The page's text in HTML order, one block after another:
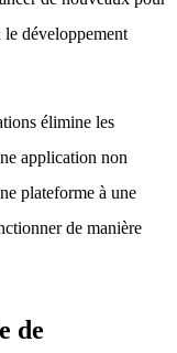
le développement
élimine les
application non
plateforme à une
de manière
de